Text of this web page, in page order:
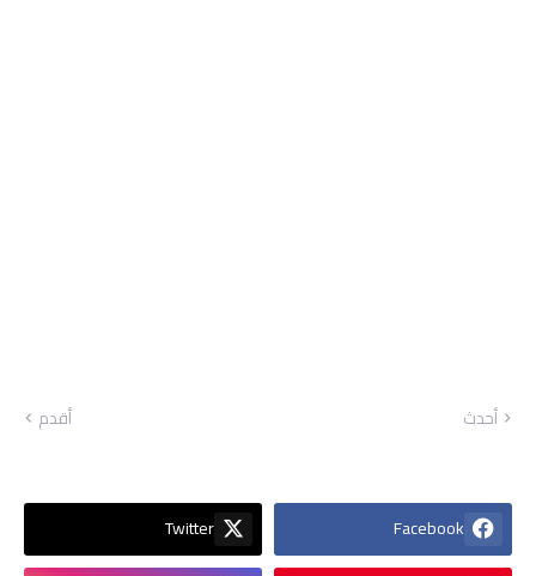
أحدث أقدم
Facebook
Twitter